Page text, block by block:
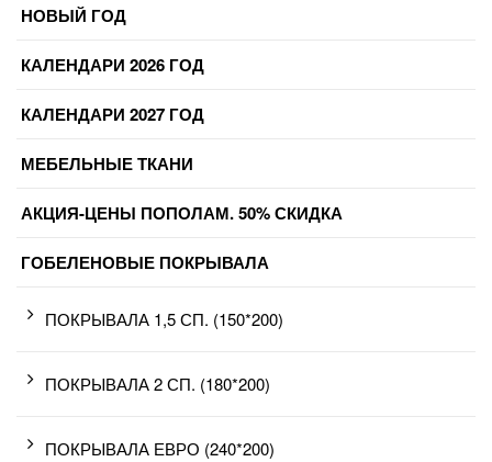
НОВЫЙ ГОД
КАЛЕНДАРИ 2026 ГОД
КАЛЕНДАРИ 2027 ГОД
МЕБЕЛЬНЫЕ ТКАНИ
АКЦИЯ-ЦЕНЫ ПОПОЛАМ. 50% СКИДКА
ГОБЕЛЕНОВЫЕ ПОКРЫВАЛА
ПОКРЫВАЛА 1,5 СП. (150*200)
ПОКРЫВАЛА 2 СП. (180*200)
ПОКРЫВАЛА ЕВРО (240*200)